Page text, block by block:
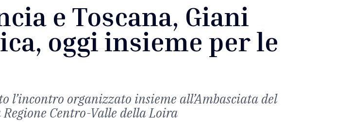
e Toscana, Giani
oggi insieme per le
l’incontro organizzato insieme all’Ambasciata del
Centro-Valle della Loira